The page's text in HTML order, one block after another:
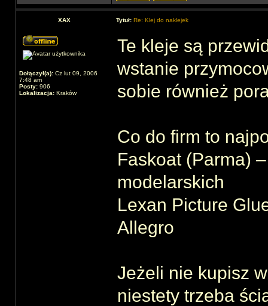
XAX Tytuł: Re: Klej do naklejek
Dołączył(a): Cz lut 09, 2006
7:48 am
Posty: 906
Lokalizacja: Kraków
Te kleje są
wstanie
sobie również
Co do firm to
Faskoat (Parma)
modelarskich
Lexan Picture
Allegro
Jeżeli nie kupisz
niestety trzeba